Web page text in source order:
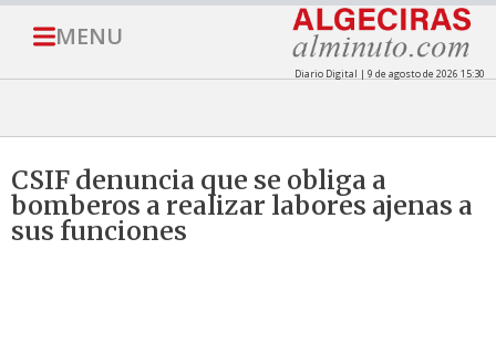
MENU
Diario Digital | 9 de agosto de 2026 15:30
CSIF denuncia que se obliga a
bomberos a realizar labores ajenas a
sus funciones